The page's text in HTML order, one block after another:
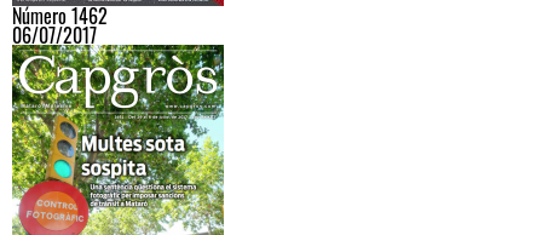
Número 1462
06/07/2017